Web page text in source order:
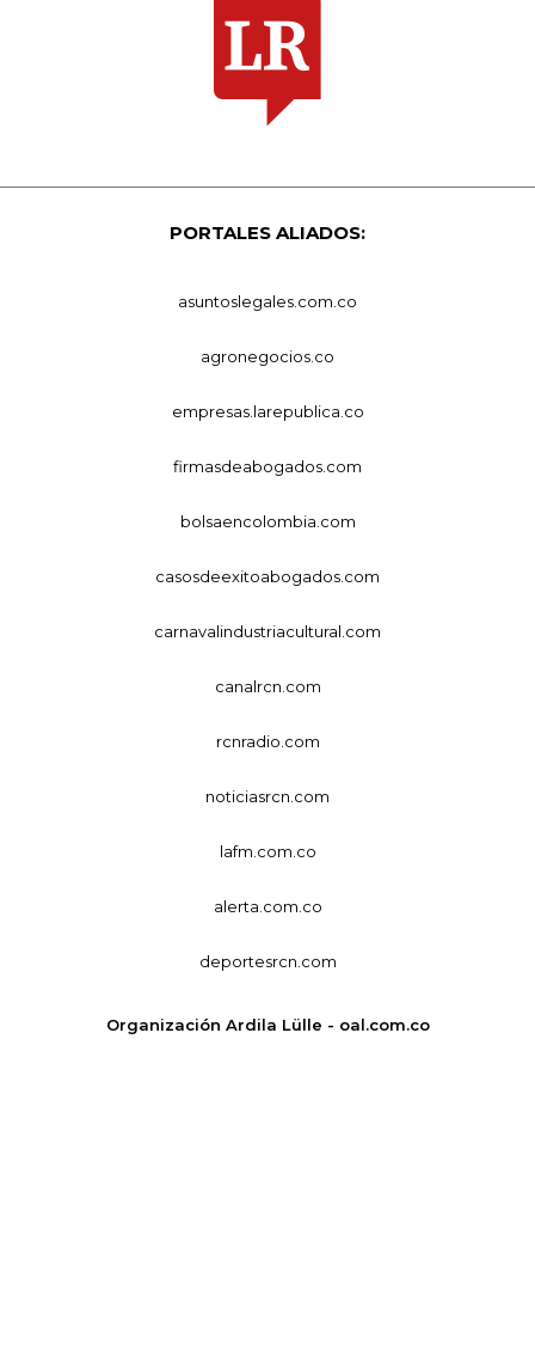
PORTALES ALIADOS:
asuntoslegales.com.co
agronegocios.co
empresas.larepublica.co
firmasdeabogados.com
bolsaencolombia.com
casosdeexitoabogados.com
carnavalindustriacultural.com
canalrcn.com
rcnradio.com
noticiasrcn.com
lafm.com.co
alerta.com.co
deportesrcn.com
Organización Ardila Lülle - oal.com.co